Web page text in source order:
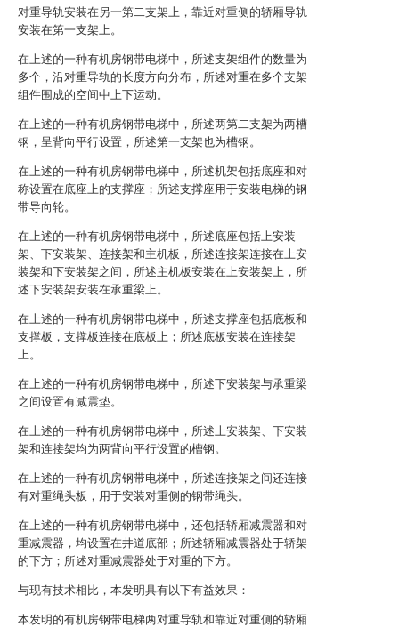
对重导轨安装在另一第二支架上，靠近对重侧的轿厢导轨
安装在第一支架上。
在上述的一种有机房钢带电梯中，所述支架组件的数量为
多个，沿对重导轨的长度方向分布，所述对重在多个支架
组件围成的空间中上下运动。
在上述的一种有机房钢带电梯中，所述两第二支架为两槽
钢，呈背向平行设置，所述第一支架也为槽钢。
在上述的一种有机房钢带电梯中，所述机架包括底座和对
称设置在底座上的支撑座；所述支撑座用于安装电梯的钢
带导向轮。
在上述的一种有机房钢带电梯中，所述底座包括上安装
架、下安装架、连接架和主机板，所述连接架连接在上安
装架和下安装架之间，所述主机板安装在上安装架上，所
述下安装架安装在承重梁上。
在上述的一种有机房钢带电梯中，所述支撑座包括底板和
支撑板，支撑板连接在底板上；所述底板安装在连接架
上。
在上述的一种有机房钢带电梯中，所述下安装架与承重梁
之间设置有减震垫。
在上述的一种有机房钢带电梯中，所述上安装架、下安装
架和连接架均为两背向平行设置的槽钢。
在上述的一种有机房钢带电梯中，所述连接架之间还连接
有对重绳头板，用于安装对重侧的钢带绳头。
在上述的一种有机房钢带电梯中，还包括轿厢减震器和对
重减震器，均设置在井道底部；所述轿厢减震器处于轿架
的下方；所述对重减震器处于对重的下方。
与现有技术相比，本发明具有以下有益效果：
本发明的有机房钢带电梯两对重导轨和靠近对重侧的轿厢